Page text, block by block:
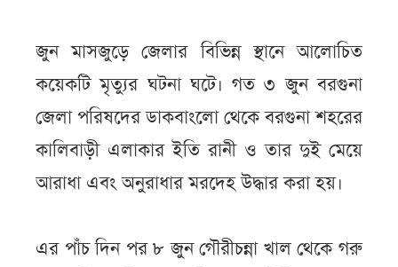
জুন মাসজুড়ে জেলার বিভিন্ন স্থানে আলোচিত
কয়েকটি মৃত্যুর ঘটনা ঘটে। গত ৩ জুন বরগুনা
জেলা পরিষদের ডাকবাংলো থেকে বরগুনা শহরের
কালিবাড়ী এলাকার ইতি রানী ও তার দুই মেয়ে
আরাধা এবং অনুরাধার মরদেহ উদ্ধার করা হয়।
এর পাঁচ দিন পর ৮ জুন গৌরীচন্না খাল থেকে গরু